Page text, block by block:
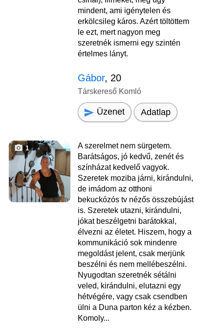
mindent, ami igénytelen és
erkölcsileg káros. Azért töltöttem
le ezt, mert nagyon meg
szeretnék ismerni egy szintén
értelmes lányt.
Gábor, 20
Társkereső Komló
Üzenet Adatlap
1
A szerelmet nem sürgetem.
Barátságos, jó kedvű, zenét és
színházat kedvelő vagyok.
Szeretek moziba járni, kirándulni,
de imádom az otthoni
bekuckózós tv nézős összebújást
is. Szeretek utazni, kirándulni,
jókat beszélgetni barátokkal,
élvezni az életet. Hiszem, hogy a
kommunikáció sok mindenre
megoldást jelent, csak merjünk
beszélni és nem mellébeszélni.
Nyugodtan szeretnék sétálni
veled, kirándulni, elutazni egy
hétvégére, vagy csak csendben
ülni a Duna parton kéz a kézben.
Komoly...